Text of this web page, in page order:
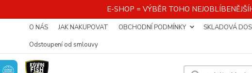
E-SHOP = VÝBĚR TOHO
O NÁS JAK NAKUPOVAT OBCHODNÍ PODMÍNKY SKLADOVÁ
Odstoupení od smlouvy